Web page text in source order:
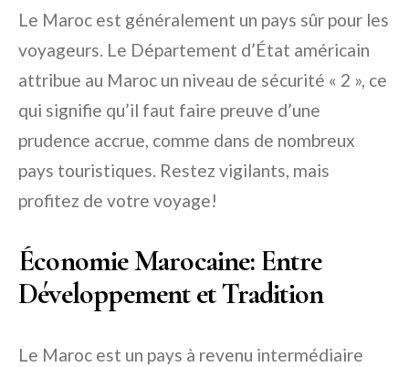
Le Maroc est généralement un pays sûr pour les
voyageurs. Le Département d’État américain
attribue au Maroc un niveau de sécurité « 2 », ce
qui signifie qu’il faut faire preuve d’une
prudence accrue, comme dans de nombreux
pays touristiques. Restez vigilants, mais
profitez de votre voyage!
Économie Marocaine: Entre
Développement et Tradition
Le Maroc est un pays à revenu intermédiaire